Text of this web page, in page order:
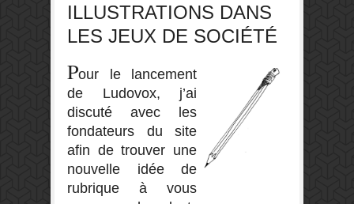
ILLUSTRATIONS DANS
LES JEUX DE SOCIÉTÉ
Pour le lancement
de Ludovox, j’ai
discuté avec les
fondateurs du site
afin de trouver une
nouvelle idée de
rubrique à vous